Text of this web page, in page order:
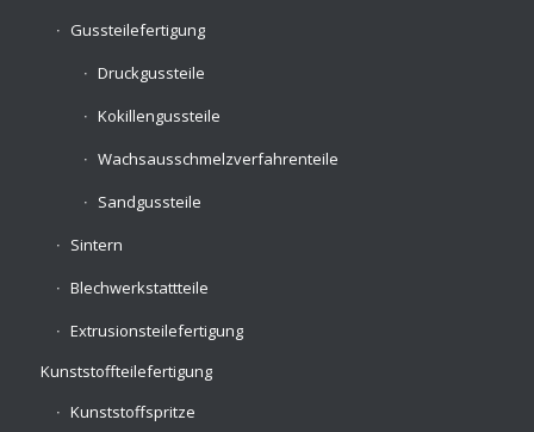
Gussteilefertigung
Druckgussteile
Kokillengussteile
Wachsausschmelzverfahrenteile
Sandgussteile
Sintern
Blechwerkstattteile
Extrusionsteilefertigung
Kunststoffteilefertigung
Kunststoffspritze